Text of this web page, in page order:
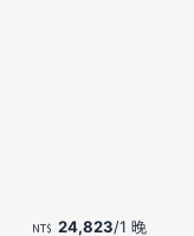
24,823/1 晚